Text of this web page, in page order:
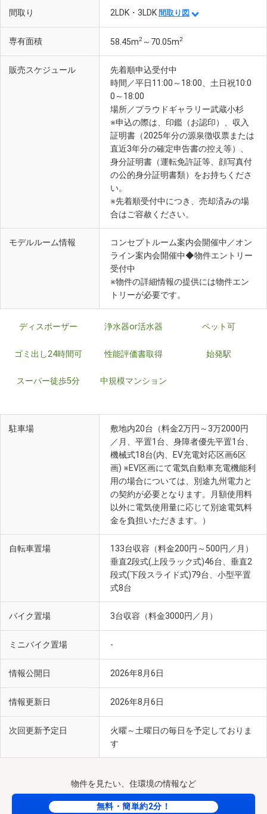
間取り 2LDK・3LDK 間取り図
専有面積 58.45m2 ～70.05m2
販売スケジュール
先着順申込受付中
時間／平日11:00～18:00、土日祝10:0
0～18:00
場所／プラウドギャラリー武蔵小杉
※申込の際は、印鑑（お認印）、収入
証明書（2025年分の源泉徴収票または
直近3年分の確定申告書の控え等）、
身分証明書（運転免許証等、顔写真付
の公的身分証明書類）をお持ちくださ
い。
※先着順受付中につき、売却済みの場
合はご容赦ください。
モデルルーム情報
コンセプトルーム案内会開催中／オン
ライン案内会開催中◆物件エントリー
受付中
※物件の詳細情報の提供には物件エン
トリーが必要です。
ディスポーザー 浄水器or活水器 ペット可
ゴミ出し24時間可 性能評価書取得 始発駅
スーパー徒歩5分 中規模マンション
駐車場
敷地内20台（料金2万円～3万2000円
／月、平置1台、身障者優先平置1台、
機械式18台(内、EV充電対応区画6区
画) ※EV区画にて電気自動車充電機能利
用の場合については、別途九州電力と
の契約が必要となります。月額使用料
以外に電気使用量に応じて別途電気料
金を負担いただきます。）
自転車置場
133台収容（料金200円～500円／月）
垂直2段式(上段ラック式)46台、垂直2
段式(下段スライド式)79台、小型平置
式8台
バイク置場 3台収容（料金3000円／月）
ミニバイク置場 -
情報公開日 2026年8月6日
情報更新日 2026年8月6日
次回更新予定日
火曜～土曜日の毎日を予定しておりま
す
物件を見たい、住環境の情報など
無料・簡単約2分！